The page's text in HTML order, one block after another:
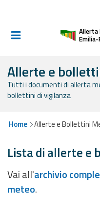
Informati e
Allerte E
Bollettini
Allerte e
Bollettini
Valanghe
Allerte e
Tutti i documenti di allerta
bollettini di vigilanza
Home Allerte e Bollettini
Lista di allerte e
Vai all'archivio
meteo.